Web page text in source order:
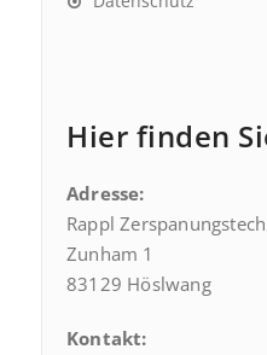
Hier finden
Adresse:
Rappl
Zunham 1
83129 Höslwang
Kontakt: